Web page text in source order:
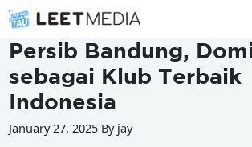
Persib Bandung,
sebagai Klub Terbaik
Indonesia
January 27, 2025 By jay